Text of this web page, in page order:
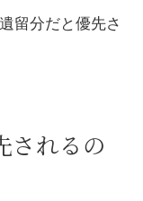
留分だと優先さ
されるの